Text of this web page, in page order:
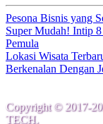
Pesona Bisnis yang
Super Mudah! Intip
Pemula
Lokasi Wisata
Berkenalan Dengan
Copyright © 2017-
TECH.